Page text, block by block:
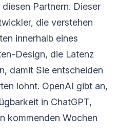
Partnern. Dieser
die verstehen
innerhalb eines
Design, die Latenz
damit Sie entscheiden
lohnt. OpenAI gibt an,
in ChatGPT,
kommenden Wochen